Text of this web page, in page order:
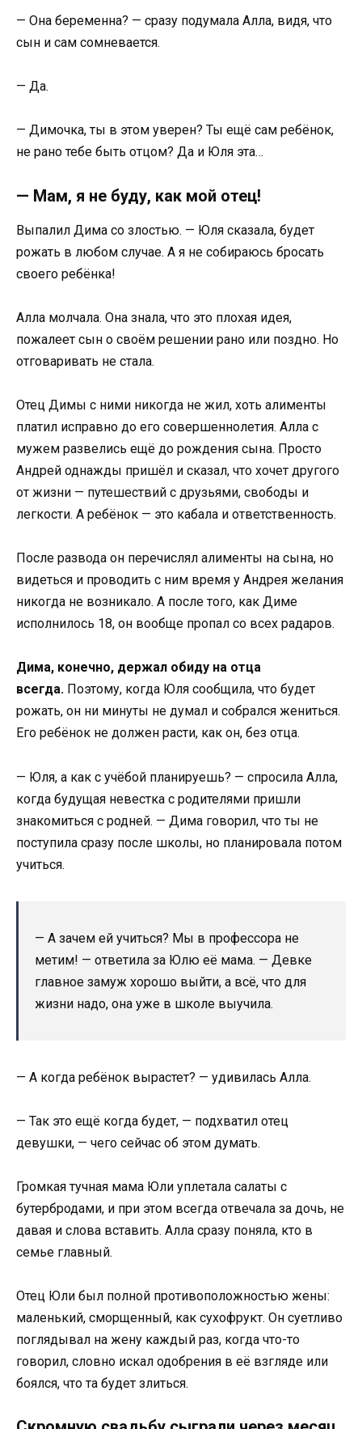
— Она беременна? — сразу подумала Алла, видя, что
сын и сам сомневается.
— Да.
— Димочка, ты в этом уверен? Ты ещё сам ребёнок,
не рано тебе быть отцом? Да и Юля эта…
— Мам, я не буду, как мой отец!
Выпалил Дима со злостью. — Юля сказала, будет
рожать в любом случае. А я не собираюсь бросать
своего ребёнка!
Алла молчала. Она знала, что это плохая идея,
пожалеет сын о своём решении рано или поздно. Но
отговаривать не стала.
Отец Димы с ними никогда не жил, хоть алименты
платил исправно до его совершеннолетия. Алла с
мужем развелись ещё до рождения сына. Просто
Андрей однажды пришёл и сказал, что хочет другого
от жизни — путешествий с друзьями, свободы и
легкости. А ребёнок — это кабала и ответственность.
После развода он перечислял алименты на сына, но
видеться и проводить с ним время у Андрея желания
никогда не возникало. А после того, как Диме
исполнилось 18, он вообще пропал со всех радаров.
Дима, конечно, держал обиду на отца
всегда. Поэтому, когда Юля сообщила, что будет
рожать, он ни минуты не думал и собрался жениться.
Его ребёнок не должен расти, как он, без отца.
— Юля, а как с учёбой планируешь? — спросила Алла,
когда будущая невестка с родителями пришли
знакомиться с родней. — Дима говорил, что ты не
поступила сразу после школы, но планировала потом
учиться.
— А зачем ей учиться? Мы в профессора не
метим! — ответила за Юлю её мама. — Девке
главное замуж хорошо выйти, а всё, что для
жизни надо, она уже в школе выучила.
— А когда ребёнок вырастет? — удивилась Алла.
— Так это ещё когда будет, — подхватил отец
девушки, — чего сейчас об этом думать.
Громкая тучная мама Юли уплетала салаты с
бутербродами, и при этом всегда отвечала за дочь, не
давая и слова вставить. Алла сразу поняла, кто в
семье главный.
Отец Юли был полной противоположностью жены:
маленький, сморщенный, как сухофрукт. Он суетливо
поглядывал на жену каждый раз, когда что-то
говорил, словно искал одобрения в её взгляде или
боялся, что та будет злиться.